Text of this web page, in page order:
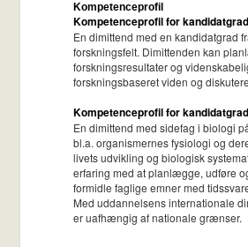
Kompetenceprofil
Kompetenceprofil for
En dimittend med en kandidatgrad
forskningsfelt. Dimittenden kan
forskningsresultater og
forskningsbaseret viden og
Kompetenceprofil for
En dimittend med sidefag i biologi
bl.a. organismernes fysiologi og
livets udvikling og biologisk
erfaring med at planlægge, udføre
formidle faglige emner med
Med uddannelsens internationale
er uafhængig af nationale grænser.